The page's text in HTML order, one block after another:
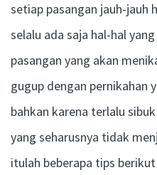
setiap pasangan jauh-jauh
selalu ada saja hal-hal
pasangan yang akan
gugup dengan pernikahan
bahkan karena terlalu
yang seharusnya tidak
itulah beberapa tips